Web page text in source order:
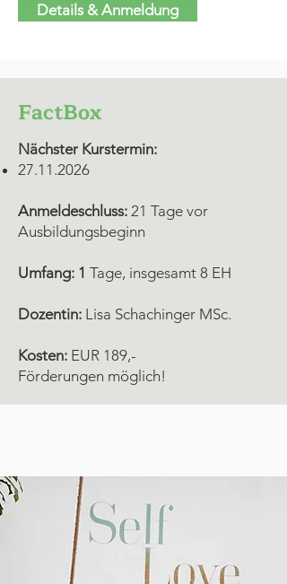
Details & Anmeldung
FactBox
Nächster Kurstermin:
27.11.2026
Anmeldeschluss: 21 Tage vor
Ausbildungsbeginn
Umfang: 1 Tage, insgesamt 8 EH
Dozentin: Lisa Schachinger MSc.
Kosten: EUR 189,-
Förderungen möglich!